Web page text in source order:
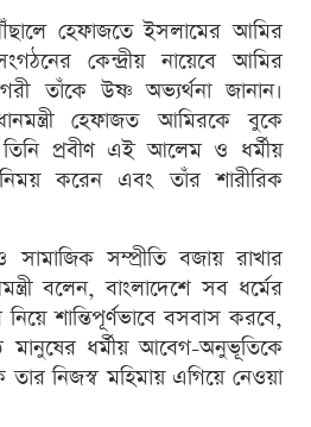
পৌঁছালে হেফাজতে ইসলামের আমির
কেন্দ্রীয় নায়েবে আমির
তাঁকে উষ্ণ অভ্যর্থনা জানান।
হেফাজত আমিরকে বুকে
প্রবীণ এই আলেম ও ধর্মীয়
করেন এবং তাঁর শারীরিক
সম্প্রীতি বজায় রাখার
বলেন, বাংলাদেশে সব ধর্মের
শান্তিপূর্ণভাবে বসবাস করবে,
মানুষের ধর্মীয় আবেগ-অনুভূতিকে
তার নিজস্ব মহিমায় এগিয়ে নেওয়া